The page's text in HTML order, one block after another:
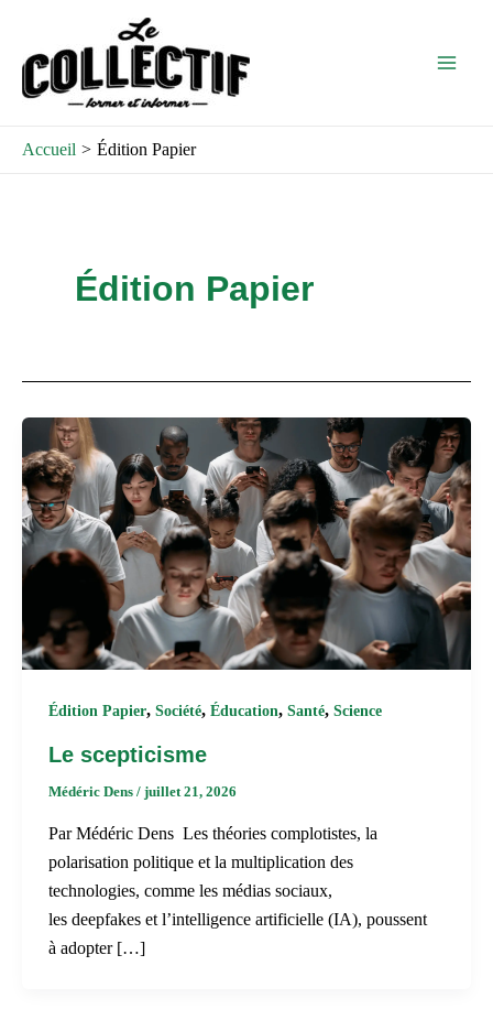
contenu
Accueil Édition Papier
Édition Papier
Édition Papier, Société, Éducation, Santé, Science
Le scepticisme
Médéric Dens / juillet 21, 2026
Par Médéric Dens Les théories complotistes, la
polarisation politique et la multiplication des
technologies, comme les médias sociaux,
les deepfakes et l’intelligence artificielle (IA), poussent
à adopter […]